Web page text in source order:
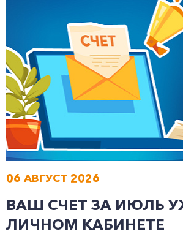
06 АВГУСТ 2026
ВАШ СЧЕТ ЗА ИЮЛЬ
ЛИЧНОМ КАБИНЕТЕ